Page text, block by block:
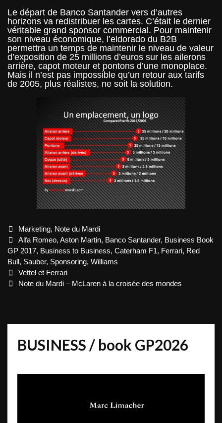
Le départ de Banco Santander vers d’autres
horizons va redistribuer les cartes. C’était le dernier
véritable grand sponsor commercial. Pour maintenir
son niveau économique, l’eldorado du B2B
permettra un temps de maintenir le niveau de valeur
d’exposition de 25 millions d’euros sur les ailerons
arrière, capot moteur et pontons d’une monoplace.
Mais il n’est pas impossible qu’un retour aux tarifs
de 2005, plus réalistes, ne soit la solution.
Categories
Marketing, Note du Mardi
Tags
Alfa Romeo,Aston Martin, Banco Santander, Business Book
GP 2017, Business to Business, Caterham F1, Ferrari, Red
Bull, Sauber, Sponsoring, Williams
Post
navigation
Vettel et Ferrari
Note du Mardi – McLaren à la croisée des mondes
BUSINESS / book GP2026